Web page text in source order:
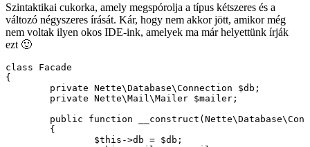
Szintaktikai cukorka, amely megspórolja a típus kétszeres és a
változó négyszeres írását. Kár, hogy nem akkor jött, amikor még
nem voltak ilyen okos IDE-ink, amelyek ma már helyettünk írják
ezt 🙂
class Facade
{